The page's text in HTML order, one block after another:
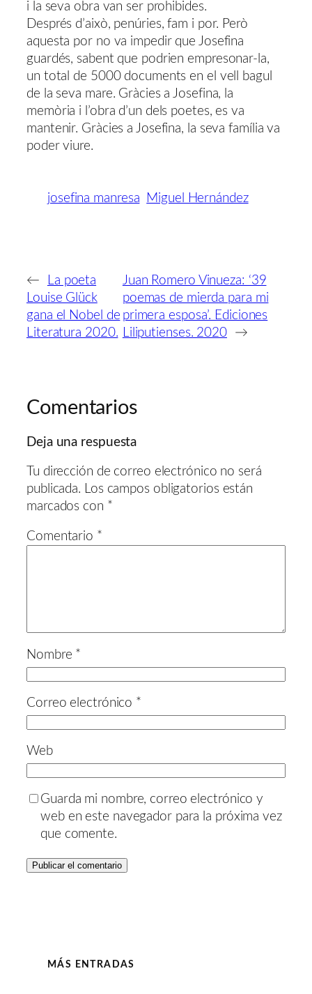
i la seva obra van ser prohibides.
Després d’això, penúries, fam i por. Però
aquesta por no va impedir que Josefina
guardés, sabent que podrien empresonar-la,
un total de 5000 documents en el vell bagul
de la seva mare. Gràcies a Josefina, la
memòria i l’obra d’un dels poetes, es va
mantenir. Gràcies a Josefina, la seva família va
poder viure.
josefina manresa Miguel Hernández
←
La poeta
Louise Glück
gana el Nobel de
Literatura 2020.
Juan Romero Vinueza: ‘39
poemas de mierda para mi
primera esposa’. Ediciones
Liliputienses. 2020
→
Comentarios
Deja una respuesta
Tu dirección de correo electrónico no será
publicada. Los campos obligatorios están
marcados con *
Comentario *
Nombre *
Correo electrónico *
Web
Guarda mi nombre, correo electrónico y
web en este navegador para la próxima vez
que comente.
MÁS ENTRADAS